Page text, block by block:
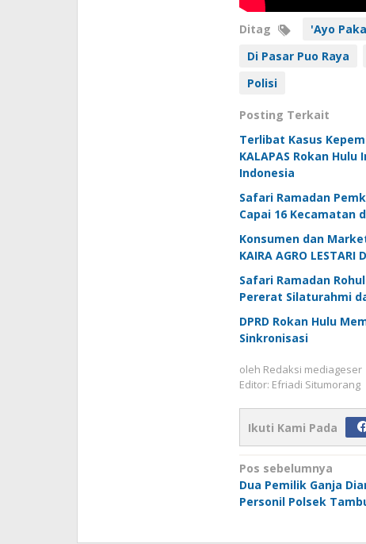
Ditag 'Ayo
Di Pasar Puo Raya
Polisi
Posting Terkait
Terlibat Kasus
KALAPAS Rokan
Indonesia
Safari Ramadan
Capai 16 Kecamatan
Konsumen dan
KAIRA AGRO
Safari Ramadan
Pererat Silaturahmi
DPRD Rokan Hulu
Sinkronisasi
oleh Redaksi mediageser
Editor: Efriadi Situmorang
Ikuti Kami Pada
Navigasi
pos
Pos sebelumnya
Dua Pemilik Ganja
Personil Polsek